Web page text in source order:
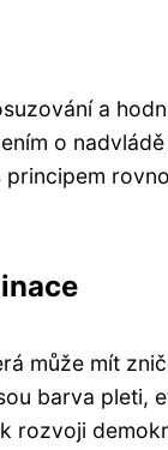
a
o
může mít
barva
rozvoji